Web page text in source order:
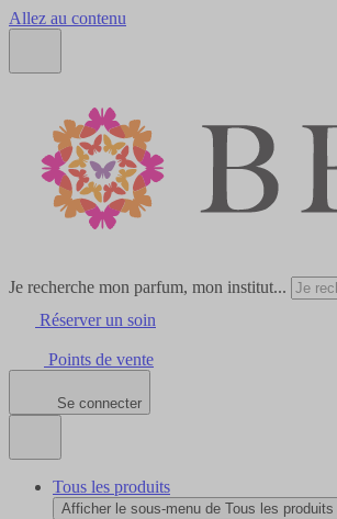
Allez au contenu
Je recherche mon parfum, mon institut...
Réserver un soin
Points de vente
Se connecter
Tous les produits
Afficher le sous-menu de Tous les produits